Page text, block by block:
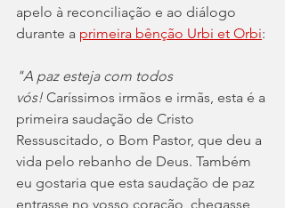
apelo à reconciliação e ao diálogo
durante a primeira bênção Urbi et Orbi:
"A paz esteja com todos
vós! Caríssimos irmãos e irmãs, esta é a
primeira saudação de Cristo
Ressuscitado, o Bom Pastor, que deu a
vida pelo rebanho de Deus. Também
eu gostaria que esta saudação de paz
entrasse no vosso coração, chegasse